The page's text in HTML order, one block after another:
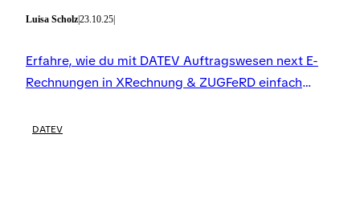
Luisa Scholz|23.10.25|
Erfahre, wie du mit DATEV Auftragswesen next E-
Rechnungen in XRechnung & ZUGFeRD einfach
erfüllst.
DATEV